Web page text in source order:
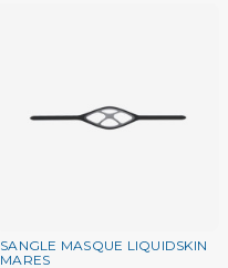
SANGLE MASQUE LIQUIDSKIN
MARES